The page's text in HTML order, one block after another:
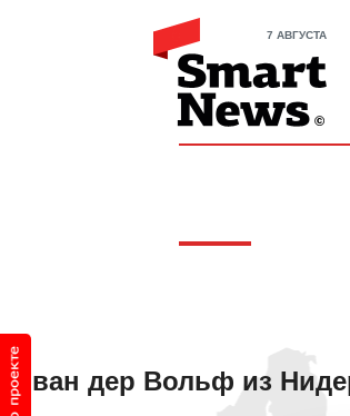
7 АВГУСТА
ван дер Вольф из